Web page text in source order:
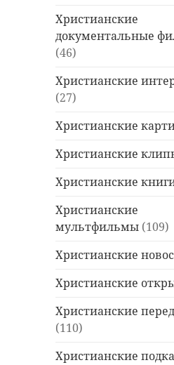
Христианские
документальные
(46)
Христианские
(27)
Христианские
Христианские
Христианские
Христианские
мультфильмы (109)
Христианские
Христианские
Христианские
(110)
Христианские